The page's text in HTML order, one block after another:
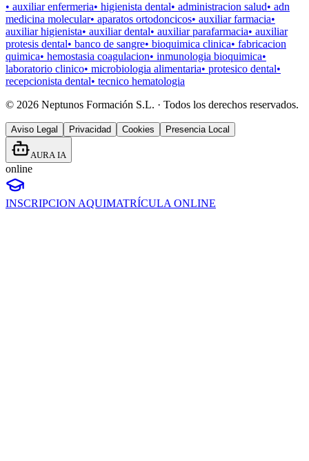
• auxiliar enfermeria• higienista dental• administracion salud• adn
medicina molecular• aparatos ortodoncicos• auxiliar farmacia•
auxiliar higienista• auxiliar dental• auxiliar parafarmacia• auxiliar
protesis dental• banco de sangre• bioquimica clinica• fabricacion
quimica• hemostasia coagulacion• inmunologia bioquimica•
laboratorio clinico• microbiologia alimentaria• protesico dental•
recepcionista dental• tecnico hematologia
© 2026 Neptunos Formación S.L. · Todos los derechos reservados.
Aviso Legal Privacidad Cookies Presencia Local
AURA IA
online
INSCRIPCION AQUIMATRÍCULA ONLINE